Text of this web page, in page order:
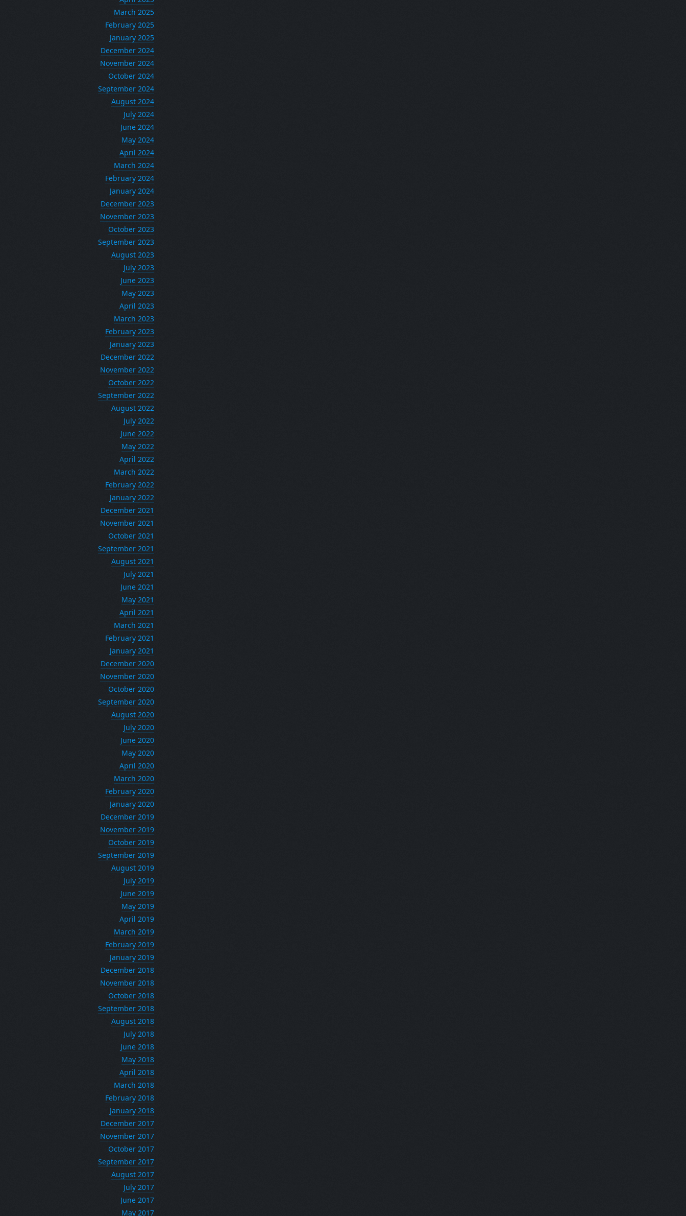
March 2025
February 2025
January 2025
December 2024
November 2024
October 2024
September 2024
August 2024
July 2024
June 2024
May 2024
April 2024
March 2024
February 2024
January 2024
December 2023
November 2023
October 2023
September 2023
August 2023
July 2023
June 2023
May 2023
April 2023
March 2023
February 2023
January 2023
December 2022
November 2022
October 2022
September 2022
August 2022
July 2022
June 2022
May 2022
April 2022
March 2022
February 2022
January 2022
December 2021
November 2021
October 2021
September 2021
August 2021
July 2021
June 2021
May 2021
April 2021
March 2021
February 2021
January 2021
December 2020
November 2020
October 2020
September 2020
August 2020
July 2020
June 2020
May 2020
April 2020
March 2020
February 2020
January 2020
December 2019
November 2019
October 2019
September 2019
August 2019
July 2019
June 2019
May 2019
April 2019
March 2019
February 2019
January 2019
December 2018
November 2018
October 2018
September 2018
August 2018
July 2018
June 2018
May 2018
April 2018
March 2018
February 2018
January 2018
December 2017
November 2017
October 2017
September 2017
August 2017
July 2017
June 2017
May 2017